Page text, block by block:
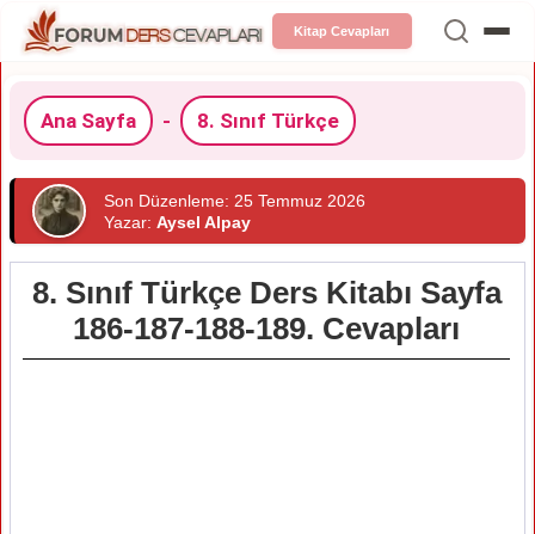
Kitap Cevapları
Ana Sayfa - 8. Sınıf Türkçe
Son Düzenleme: 25 Temmuz 2026
Yazar: Aysel Alpay
8. Sınıf Türkçe Ders Kitabı Sayfa
186-187-188-189. Cevapları